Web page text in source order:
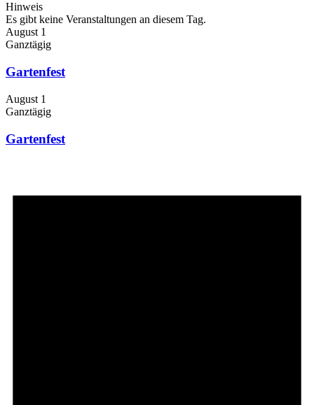
Hinweis
Es gibt keine Veranstaltungen an diesem Tag.
August 1
Ganztägig
Gartenfest
August 1
Ganztägig
Gartenfest